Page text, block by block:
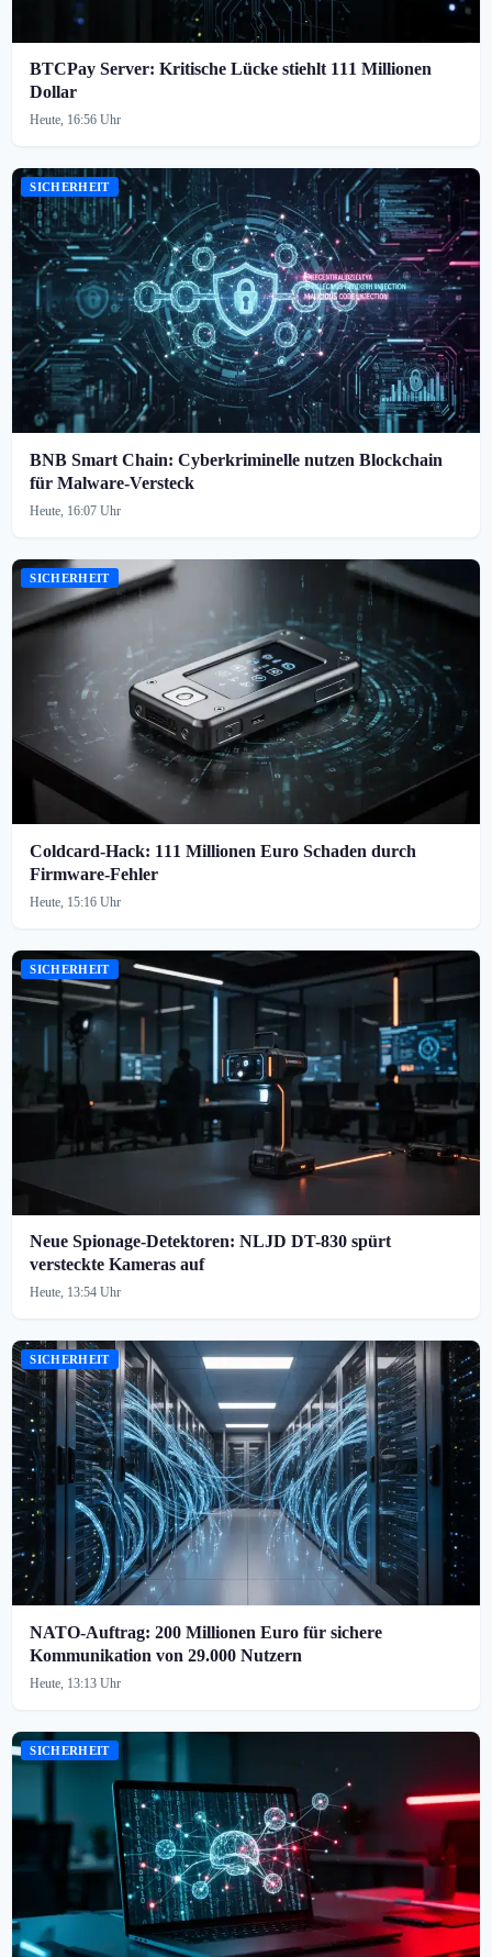
BTCPay Server: Kritische Lücke stiehlt 111 Millionen
Dollar
Heute, 16:56 Uhr
SICHERHEIT
BNB Smart Chain: Cyberkriminelle nutzen Blockchain
für Malware-Versteck
Heute, 16:07 Uhr
SICHERHEIT
Coldcard-Hack: 111 Millionen Euro Schaden durch
Firmware-Fehler
Heute, 15:16 Uhr
SICHERHEIT
Neue Spionage-Detektoren: NLJD DT-830 spürt
versteckte Kameras auf
Heute, 13:54 Uhr
SICHERHEIT
NATO-Auftrag: 200 Millionen Euro für sichere
Kommunikation von 29.000 Nutzern
Heute, 13:13 Uhr
SICHERHEIT